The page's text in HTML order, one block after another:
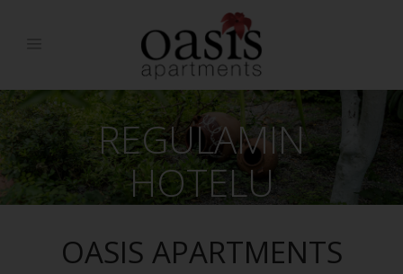
REGULAMIN
HOTELU
OASIS APARTMENTS